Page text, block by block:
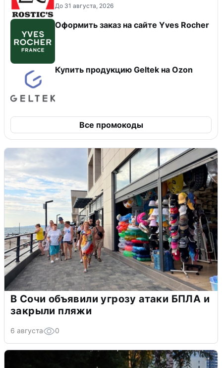
До 31 августа, 2026
Оформить заказ на сайте Yves Rocher
Купить продукцию Geltek на Ozon
Все промокоды
В Сочи объявили угрозу атаки БПЛА и
закрыли пляжи
6 августа 0